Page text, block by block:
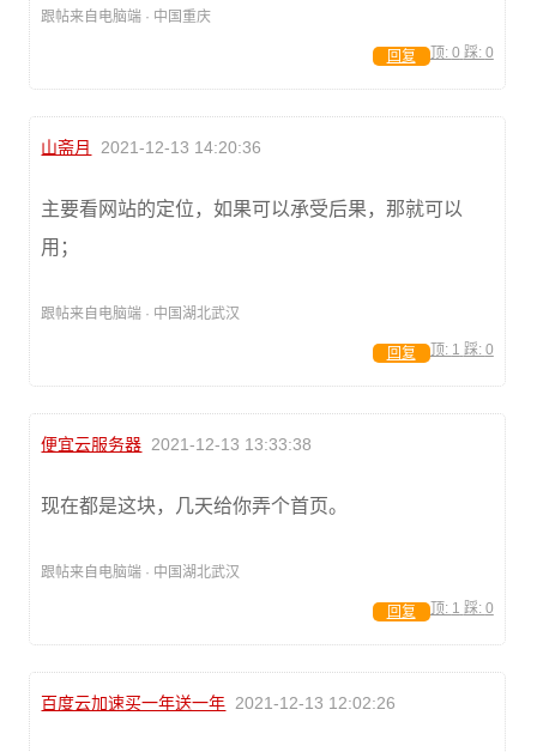
跟帖来自电脑端 · 中国重庆
顶: 0 踩: 0
回复
山斋月 2021-12-13 14:20:36
主要看网站的定位，如果可以承受后果，那就可以
用；
跟帖来自电脑端 · 中国湖北武汉
顶: 1 踩: 0
回复
便宜云服务器 2021-12-13 13:33:38
现在都是这块，几天给你弄个首页。
跟帖来自电脑端 · 中国湖北武汉
顶: 1 踩: 0
回复
百度云加速买一年送一年 2021-12-13 12:02:26